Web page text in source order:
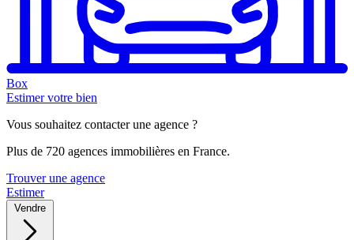
Box
Estimer votre bien
Vous souhaitez contacter une agence ?
Plus de 720 agences immobilières en France.
Trouver une agence
Estimer
Vendre